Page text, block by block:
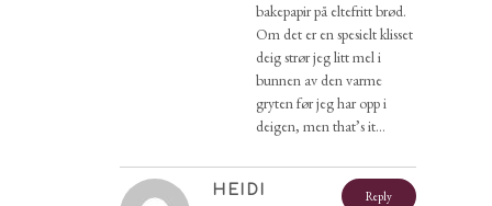
bakepapir på eltefritt brød.
Om det er en spesielt klisset
deig strør jeg litt mel i
bunnen av den varme
gryten før jeg har opp i
deigen, men that’s it…
Reply
HEIDI